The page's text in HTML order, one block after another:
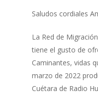
Saludos cordiales
La Red de
tiene el gusto de
Caminantes, vidas
marzo de 2022
Cuétara de Radio